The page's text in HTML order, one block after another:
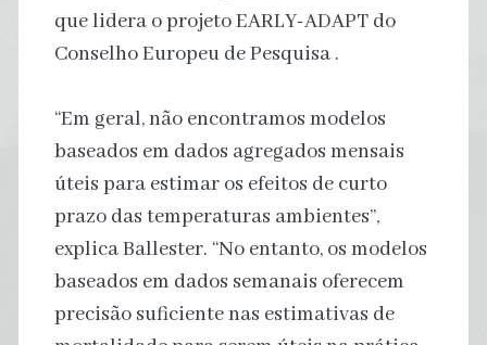
que lidera o projeto EARLY-ADAPT do
Conselho Europeu de Pesquisa .
“Em geral, não encontramos modelos
baseados em dados agregados mensais
úteis para estimar os efeitos de curto
prazo das temperaturas ambientes”,
explica Ballester. “No entanto, os modelos
baseados em dados semanais oferecem
precisão suficiente nas estimativas de